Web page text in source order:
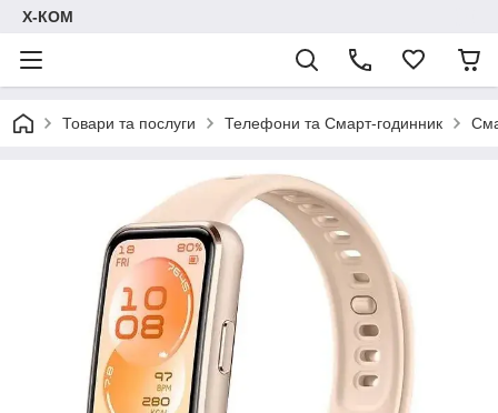
Х-КОМ
Товари та послуги Телефони та Смарт-годинник